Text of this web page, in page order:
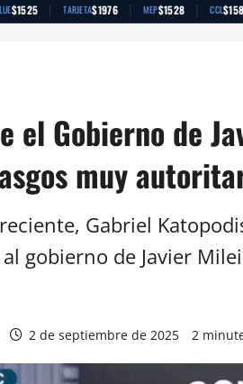
$1525 | TARJETA$1976 | MEP$1528 | CCL
el Gobierno de
muy
Gabriel
gobierno de Javier
2 de septiembre de 2025 2